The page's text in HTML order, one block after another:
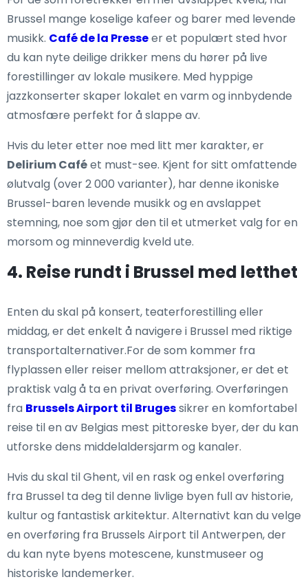
Brussel mange koselige kafeer og barer med levende
musikk. Café de la Presseer et populært sted hvor
du kan nyte deilige drikker mens du hører på live
forestillinger av lokale musikere. Med hyppige
jazzkonserter skaper lokalet en varm og innbydende
atmosfære perfekt for å slappe av.
Hvis du leter etter noe med litt mer karakter, er
Delirium Caféet must-see. Kjent for sitt omfattende
ølutvalg (over 2 000 varianter), har denne ikoniske
Brussel-baren levende musikk og en avslappet
stemning, noe som gjør den til et utmerket valg for en
morsom og minneverdig kveld ute.
4. Reise rundt i Brussel med letthet
Enten du skal på konsert, teaterforestilling eller
middag, er det enkelt å navigere i Brussel med riktige
transportalternativer.For de som kommer fra
flyplassen eller reiser mellom attraksjoner, er det et
praktisk valg å ta en privat overføring. Overføringen
fra Brussels Airport til Brugessikrer en komfortabel
reise til en av Belgias mest pittoreske byer, der du kan
utforske dens middelaldersjarm og kanaler.
Hvis du skal til Ghent, vil en rask og enkel overføring
fra Brussel ta deg til denne livlige byen full av historie,
kultur og fantastisk arkitektur. Alternativt kan du velge
en overføring fra Brussels Airport til Antwerpen, der
du kan nyte byens motescene, kunstmuseer og
historiske landemerker.